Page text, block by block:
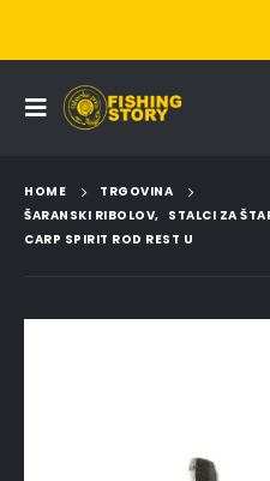
HOME
TRGOVINA
ŠARANSKI RIBOLOV, STALCI ZA
CARP SPIRIT ROD REST U